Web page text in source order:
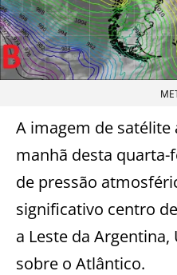
A imagem de satélite
manhã desta quarta-
de pressão
significativo centro
a Leste da
sobre o Atlântico.